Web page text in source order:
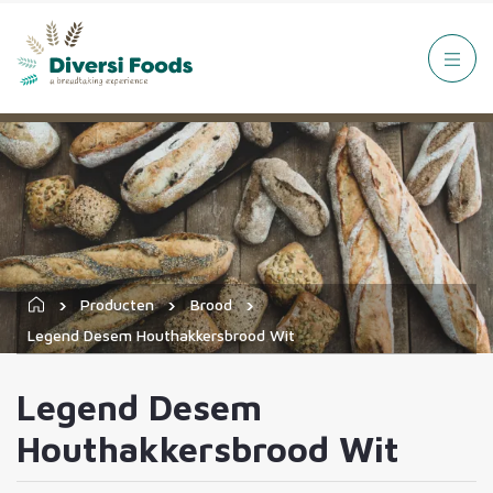
Producten
Brood
Legend Desem Houthakkersbrood Wit
Legend Desem
Houthakkersbrood Wit